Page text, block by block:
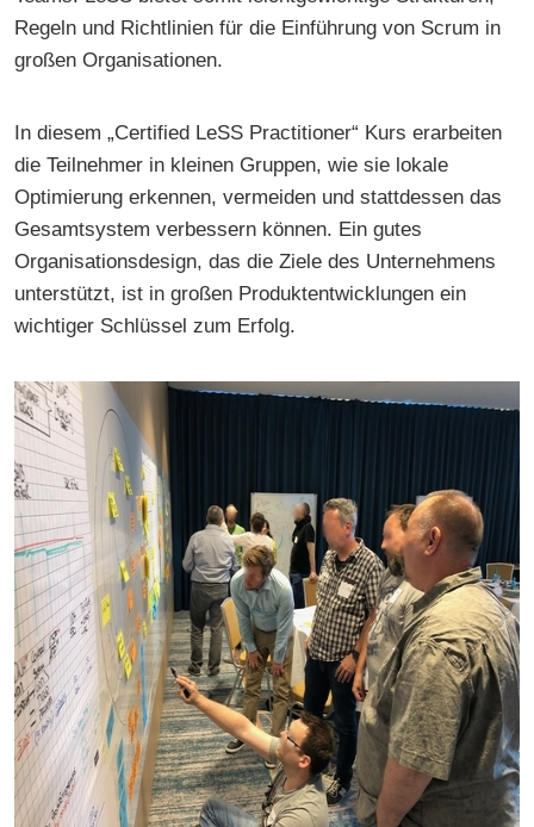
Regeln und Richtlinien für die Einführung von Scrum in
großen Organisationen.
In diesem „Certified LeSS Practitioner“ Kurs erarbeiten
die Teilnehmer in kleinen Gruppen, wie sie lokale
Optimierung erkennen, vermeiden und stattdessen das
Gesamtsystem verbessern können. Ein gutes
Organisationsdesign, das die Ziele des Unternehmens
unterstützt, ist in großen Produktentwicklungen ein
wichtiger Schlüssel zum Erfolg.